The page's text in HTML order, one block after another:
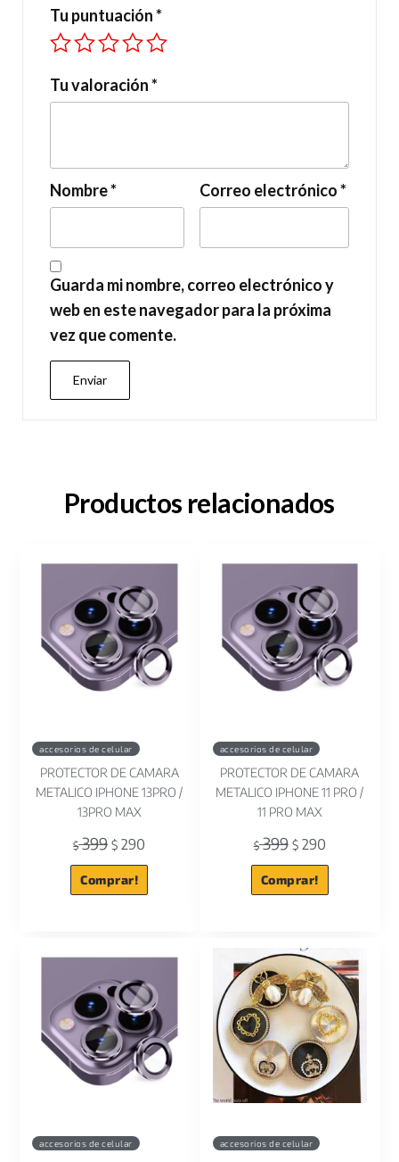
Tu puntuación*
Tu valoración*
Nombre* Correo electrónico*
Guarda mi nombre, correo electrónico y
web en este navegador para la próxima
vez que comente.
Productos relacionados
accesorios de celular
PROTECTOR DE CAMARA
METALICO IPHONE 13PRO /
13PRO MAX
$399 $ 290
Comprar!
accesorios de celular
PROTECTOR DE CAMARA
METALICO IPHONE 11 PRO /
11 PRO MAX
$399 $290
Comprar!
accesorios de celular accesorios de celular